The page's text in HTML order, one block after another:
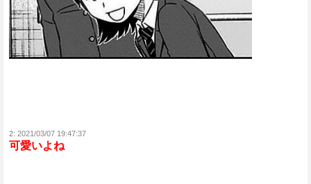
2: 2021/03/07 19:47:37
可愛いよね